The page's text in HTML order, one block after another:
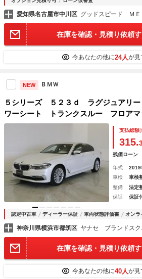
愛知県名古屋市中川区
在庫を確認・見積り依頼
今あなたの他に24人が見
NEW ＢＭＷ
５シリーズ ５２３ｄ ラグジュアリ
ワーシート トランクスルー フロア
能 ナビ ＣＤ ミュージックサーバー
続 Ｂｌｕｅｔｏｏｔｈ接続 ＴＶ
ＥＤヘッドライト
支払総額(
315.
残価ローン
年式 2019
車検
車検
整備
法定
保証
保証
認定中古車 ディーラー保証 車両状態評価書 オンラ
神奈川県横浜市都筑区
在庫を確認・見積り依頼
今あなたの他に40人が見